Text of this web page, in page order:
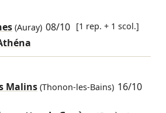
(Auray) 08/10 [1 rep. + 1 scol.]
Malins(Thonon-les-Bains) 16/10